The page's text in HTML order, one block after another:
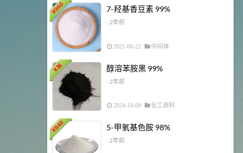
¥
960 7-羟基香豆素 99%
- 2年前
2021-06-22 中间体
¥
36 醇溶苯胺黑 99%
- 2年前
2024-10-09 化工原料
¥
840 5-甲氧基色胺 98%
- 2年前